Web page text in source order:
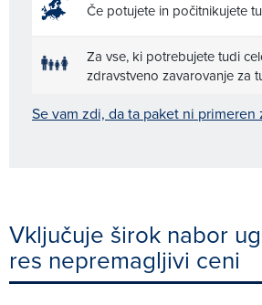
Če potujete in počitnikujete
Za vse, ki potrebujete tudi
zdravstveno zavarovanje za
Se vam zdi, da ta paket ni primeren
Vključuje širok nabor
res nepremagljivi ceni